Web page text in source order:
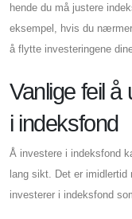
hende du må justere
eksempel, hvis du
å flytte investeringene
Vanlige feil
i indeksfond
Å investere i indeksfond
lang sikt. Det er
investerer i indeksfond